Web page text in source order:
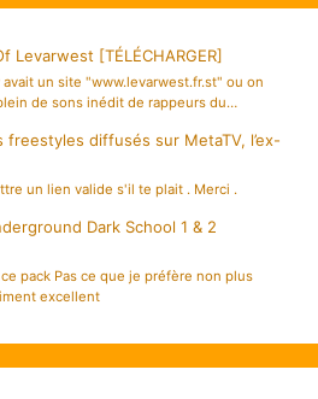
Levarwest [TÉLÉCHARGER]
un site "www.levarwest.fr.st" ou on
de sons inédit de rappeurs du…
freestyles diffusés sur MetaTV, l’ex-
un lien valide s'il te plait . Merci .
Dark School 1 & 2
pack Pas ce que je préfère non plus
excellent